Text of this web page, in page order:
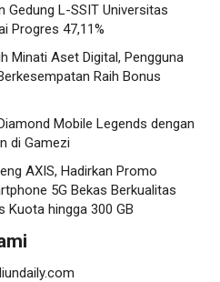
Gedung L-SSIT Universitas
Progres 47,11%
Minati Aset Digital, Pengguna
Raih Bonus
Mobile Legends dengan
di Gamezi
AXIS, Hadirkan Promo
5G Bekas Berkualitas
Kuota hingga 300 GB